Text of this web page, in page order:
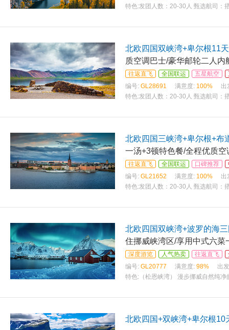
特色:发团人数：20-30人 甄选航司：
北欧四国双峡湾+卑尔根11
质空调巴士/豪华邮轮二人内
往返直飞 全国联运 五星航空
编号: GL28691 满意度: 100%
出
特色:发团人数：20-30人 甄选航司：
北欧四国三峡湾+卑尔根+布
一汤+3顿特色餐/全程优质
往返直飞 全国联运 口碑推荐
编号: GL21652 满意度: 100%
出
特色:发团人数：20-30人 甄选航司：
北欧四国双峡湾+波罗的海
住挪威峡湾区/享用中式六菜
深度游览 人气热卖 往返直飞
编号: GL20777 满意度: 98%
出
特色: （松恩峡湾） 漫步挪威自然纯
北欧四国+双峡湾+卑尔根10